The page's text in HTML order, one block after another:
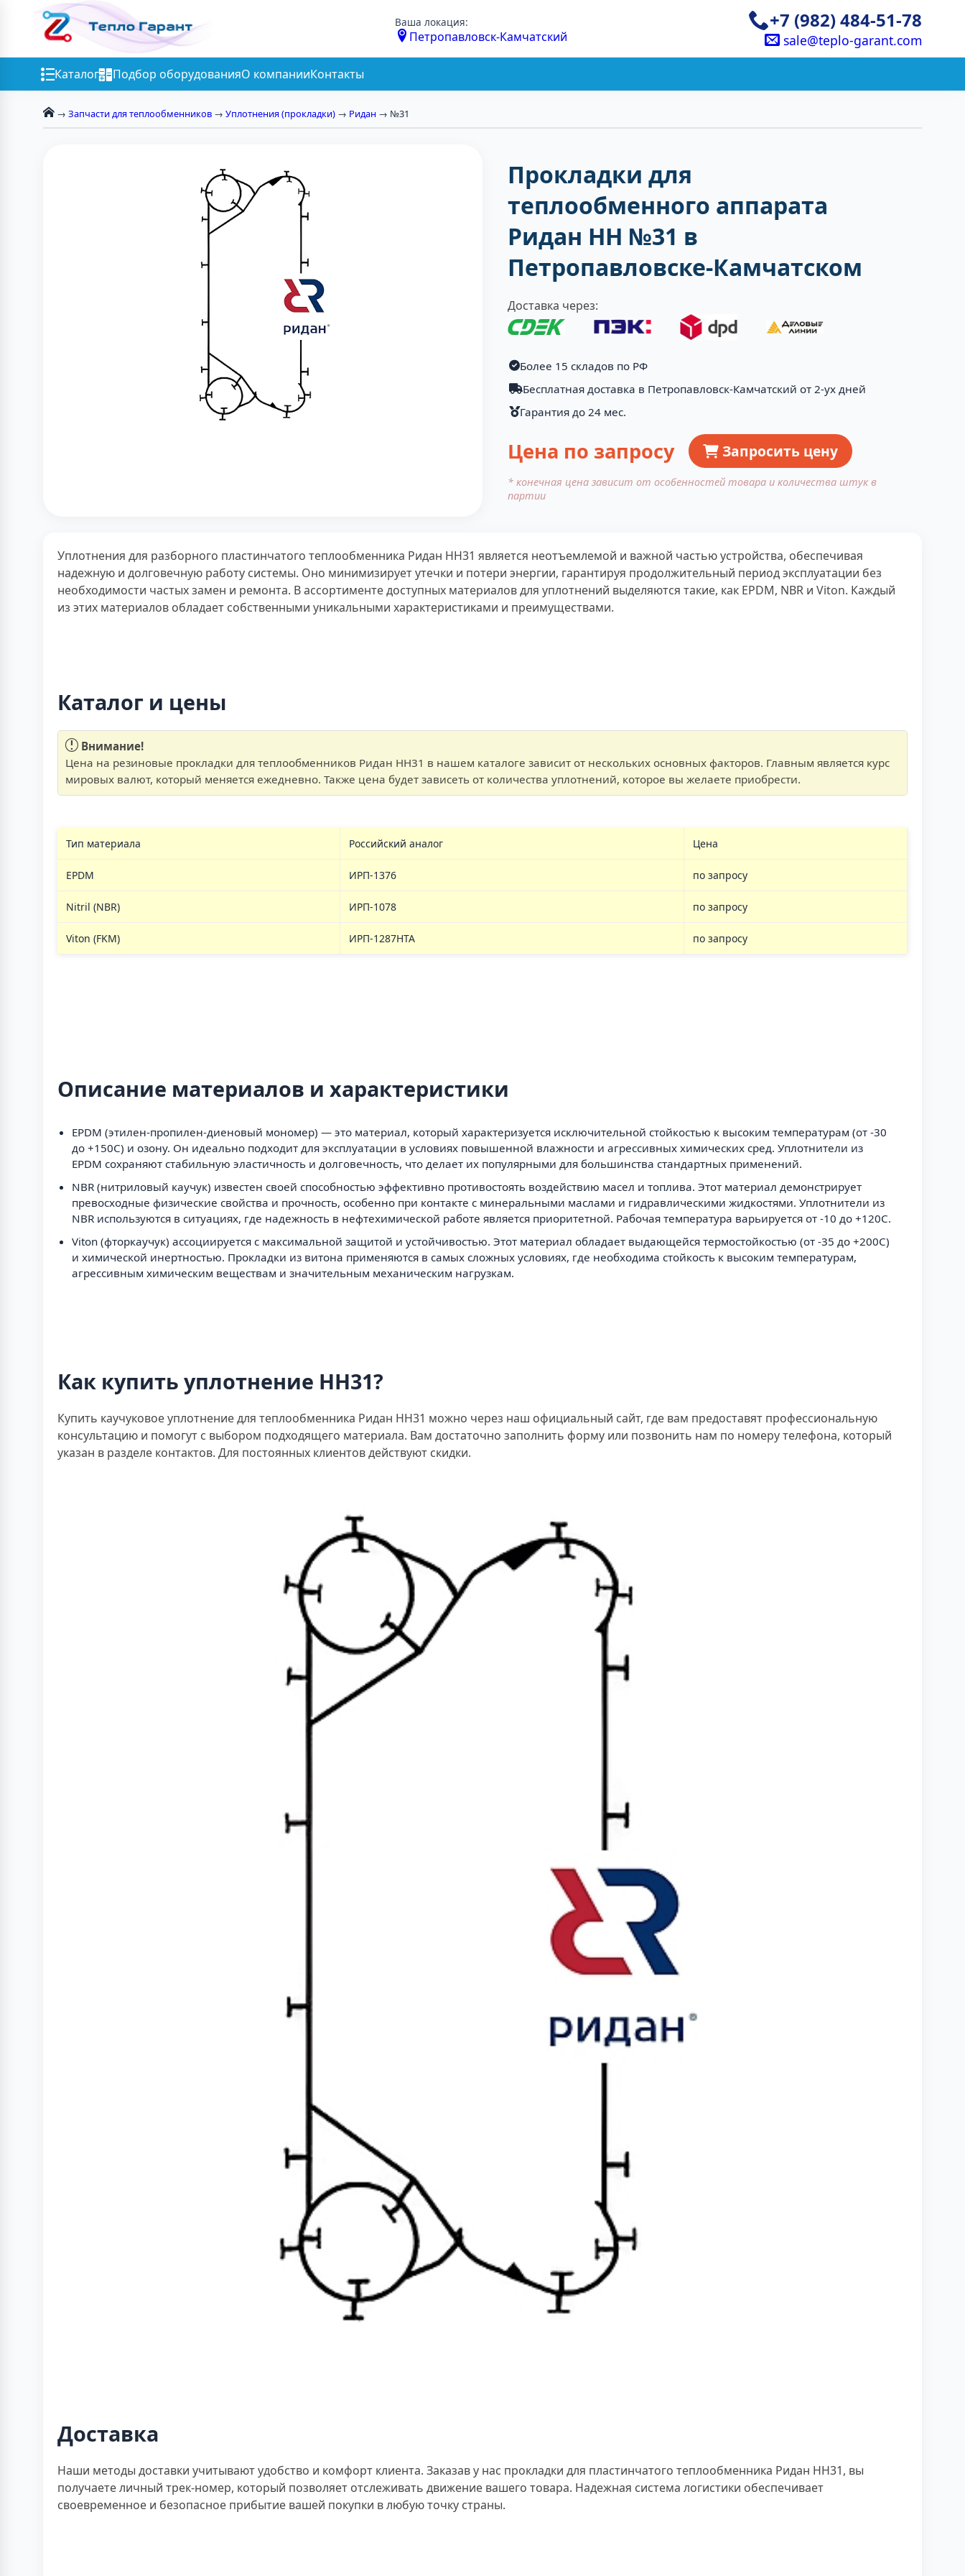
Ваша локация:
Петропавловск-Камчатский
+7 (982) 484-51-78
sale@teplo-garant.com
Каталог Подбор оборудованияО компанииКонтакты
→ Запчасти для теплообменников → Уплотнения (прокладки) → Ридан → №31
Прокладки для
теплообменного аппарата
Ридан НН №31 в
Петропавловске-Камчатском
Доставка через:
Более 15 складов по РФ
Бесплатная доставка в Петропавловск-Камчатский от 2-ух дней
Гарантия до 24 мес.
Цена по запросу Запросить цену
* конечная цена зависит от особенностей товара и количества штук в
партии
Уплотнения для разборного пластинчатого теплообменника Ридан НН31 является неотъемлемой и важной частью устройства, обеспечивая
надежную и долговечную работу системы. Оно минимизирует утечки и потери энергии, гарантируя продолжительный период эксплуатации без
необходимости частых замен и ремонта. В ассортименте доступных материалов для уплотнений выделяются такие, как EPDM, NBR и Viton. Каждый
из этих материалов обладает собственными уникальными характеристиками и преимуществами.
Каталог и цены
Внимание!
Цена на резиновые прокладки для теплообменников Ридан НН31 в нашем каталоге зависит от нескольких основных факторов. Главным является курс
мировых валют, который меняется ежедневно. Также цена будет зависеть от количества уплотнений, которое вы желаете приобрести.
Тип материала Российский аналог Цена
EPDM ИРП-1376 по запросу
Nitril (NBR) ИРП-1078 по запросу
Viton (FKM) ИРП-1287НТА по запросу
Описание материалов и характеристики
EPDM (этилен-пропилен-диеновый мономер) — это материал, который характеризуется исключительной стойкостью к высоким температурам (от -30
до +150C) и озону. Он идеально подходит для эксплуатации в условиях повышенной влажности и агрессивных химических сред. Уплотнители из
EPDM сохраняют стабильную эластичность и долговечность, что делает их популярными для большинства стандартных применений.
NBR (нитриловый каучук) известен своей способностью эффективно противостоять воздействию масел и топлива. Этот материал демонстрирует
превосходные физические свойства и прочность, особенно при контакте с минеральными маслами и гидравлическими жидкостями. Уплотнители из
NBR используются в ситуациях, где надежность в нефтехимической работе является приоритетной. Рабочая температура варьируется от -10 до +120С.
Viton (фторкаучук) ассоциируется с максимальной защитой и устойчивостью. Этот материал обладает выдающейся термостойкостью (от -35 до +200C)
и химической инертностью. Прокладки из витона применяются в самых сложных условиях, где необходима стойкость к высоким температурам,
агрессивным химическим веществам и значительным механическим нагрузкам.
Как купить уплотнение НН31?
Купить каучуковое уплотнение для теплообменника Ридан НН31 можно через наш официальный сайт, где вам предоставят профессиональную
консультацию и помогут с выбором подходящего материала. Вам достаточно заполнить форму или позвонить нам по номеру телефона, который
указан в разделе контактов. Для постоянных клиентов действуют скидки.
Доставка
Наши методы доставки учитывают удобство и комфорт клиента. Заказав у нас прокладки для пластинчатого теплообменника Ридан НН31, вы
получаете личный трек-номер, который позволяет отслеживать движение вашего товара. Надежная система логистики обеспечивает
своевременное и безопасное прибытие вашей покупки в любую точку страны.